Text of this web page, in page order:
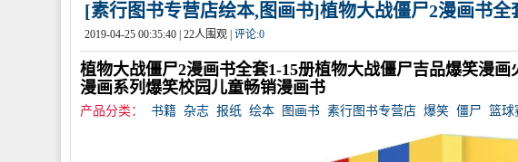
[素行图书专营店绘本,图画书]植物大战僵尸2漫画书全
2019-04-25 00:35:40 | 22人围观 | 评论:0
植物大战僵尸2漫画书全套1-15册植物大战僵尸吉品爆笑漫
漫画系列爆笑校园儿童畅销漫画书
产品分类： 书籍 杂志 报纸 绘本 图画书 素行图书专营店 爆笑 僵尸 篮球